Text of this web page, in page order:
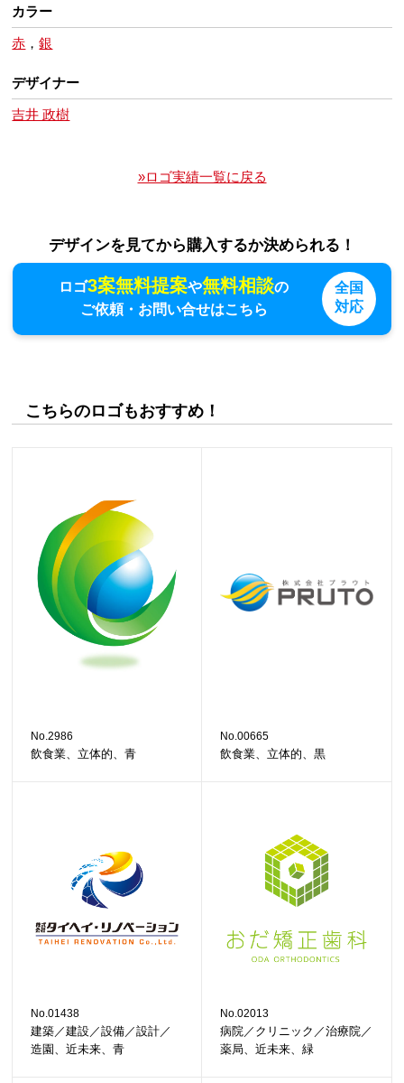
カラー
赤 ，銀
デザイナー
吉井 政樹
»ロゴ実績一覧に戻る
デザインを見てから購入するか決められる！
ロゴ3案無料提案や無料相談の
ご依頼・お問い合せはこちら
全国
対応
こちらのロゴもおすすめ！
No.2986
飲食業、立体的、青
No.00665
飲食業、立体的、黒
No.01438
建築／建設／設備／設計／
造園、近未来、青
No.02013
病院／クリニック／治療院／
薬局、近未来、緑